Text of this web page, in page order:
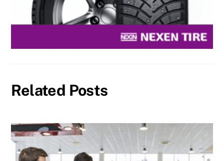
Related Posts